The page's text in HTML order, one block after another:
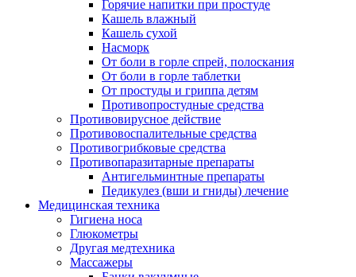
Горячие напитки при простуде
Кашель влажный
Кашель сухой
Насморк
От боли в горле спрей, полоскания
От боли в горле таблетки
От простуды и гриппа детям
Противопростудные средства
Противовирусное действие
Противовоспалительные средства
Противогрибковые средства
Противопаразитарные препараты
Антигельминтные препараты
Педикулез (вши и гниды) лечение
Медицинская техника
Гигиена носа
Глюкометры
Другая медтехника
Массажеры